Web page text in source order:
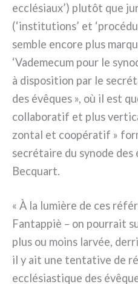
ecclé­siaux’) plu­tôt que
(‘insti­tu­tions’ et
sem­ble enco­re plus
‘Vademecum pour le
à dispo­si­tion par le
des évê­ques », où il est
col­la­bo­ra­tif et plus
zon­tal et coo­pé­ra­tif »
secrétaire du syno­de
Becquart.
« À la lumiè­re de ces
Fantappiè – on pour­rait
plus ou moins lar­vée,
il y ait une ten­ta­ti­ve de
ecclé­sia­sti­que des